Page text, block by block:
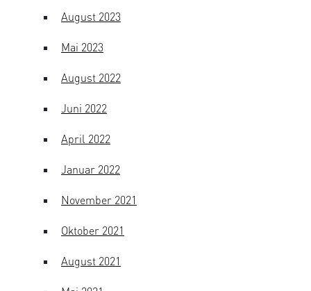
August 2023
Mai 2023
August 2022
Juni 2022
April 2022
Januar 2022
November 2021
Oktober 2021
August 2021